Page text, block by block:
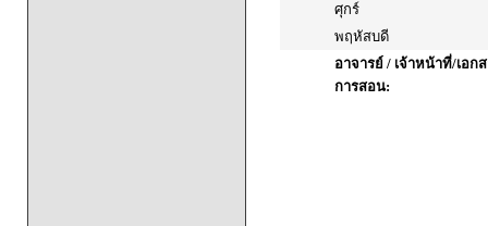
ศุกร์
พฤหัสบดี
อาจารย์ / เจ้าหน้าที่/เอก
การสอน: